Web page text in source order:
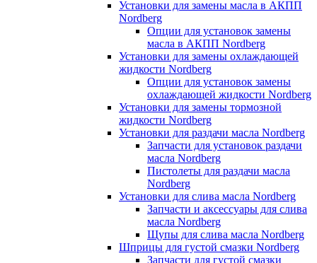
Установки для замены масла в АКПП
Nordberg
Опции для установок замены
масла в АКПП Nordberg
Установки для замены охлаждающей
жидкости Nordberg
Опции для установок замены
охлаждающей жидкости Nordberg
Установки для замены тормозной
жидкости Nordberg
Установки для раздачи масла Nordberg
Запчасти для установок раздачи
масла Nordberg
Пистолеты для раздачи масла
Nordberg
Установки для слива масла Nordberg
Запчасти и аксессуары для слива
масла Nordberg
Щупы для слива масла Nordberg
Шприцы для густой смазки Nordberg
Запчасти для густой смазки